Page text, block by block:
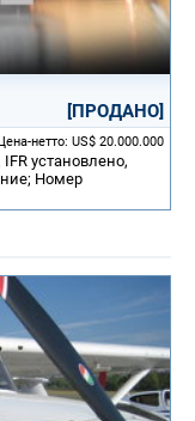
[ПРОДАНО]
нетто: US$ 20.000.000
установлено,
Номер